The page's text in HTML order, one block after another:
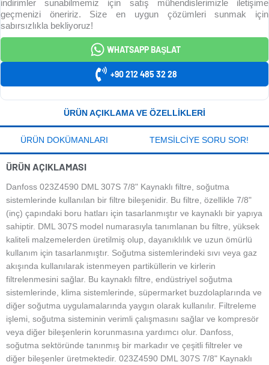
indirimler sunabilmemiz için satış mühendislerimizle iletişime
geçmenizi öneririz. Size en uygun çözümleri sunmak için
sabırsızlıkla bekliyoruz!
WHATSAPP BAŞLAT
+90 212 485 32 28
ÜRÜN AÇIKLAMA VE ÖZELLIKLERI
ÜRÜN DOKÜMANLARI TEMSILCIYE SORU SOR!
ÜRÜN AÇIKLAMASI
Danfoss 023Z4590 DML 307S 7/8" Kaynaklı filtre, soğutma
sistemlerinde kullanılan bir filtre bileşenidir. Bu filtre, özellikle 7/8"
(inç) çapındaki boru hatları için tasarlanmıştır ve kaynaklı bir yapıya
sahiptir. DML 307S model numarasıyla tanımlanan bu filtre, yüksek
kaliteli malzemelerden üretilmiş olup, dayanıklılık ve uzun ömürlü
kullanım için tasarlanmıştır. Soğutma sistemlerindeki sıvı veya gaz
akışında kullanılarak istenmeyen partiküllerin ve kirlerin
filtrelenmesini sağlar. Bu kaynaklı filtre, endüstriyel soğutma
sistemlerinde, klima sistemlerinde, süpermarket buzdolaplarında ve
diğer soğutma uygulamalarında yaygın olarak kullanılır. Filtreleme
işlemi, soğutma sisteminin verimli çalışmasını sağlar ve kompresör
veya diğer bileşenlerin korunmasına yardımcı olur. Danfoss,
soğutma sektöründe tanınmış bir markadır ve çeşitli filtreler ve
diğer bileşenler üretmektedir. 023Z4590 DML 307S 7/8" Kaynaklı